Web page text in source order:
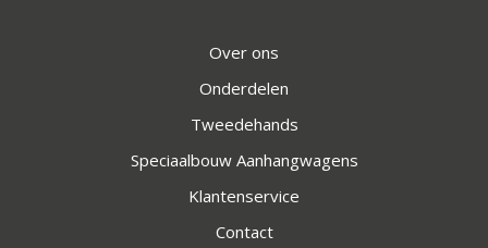
Over ons
Onderdelen
Tweedehands
Speciaalbouw Aanhangwagens
Klantenservice
Contact